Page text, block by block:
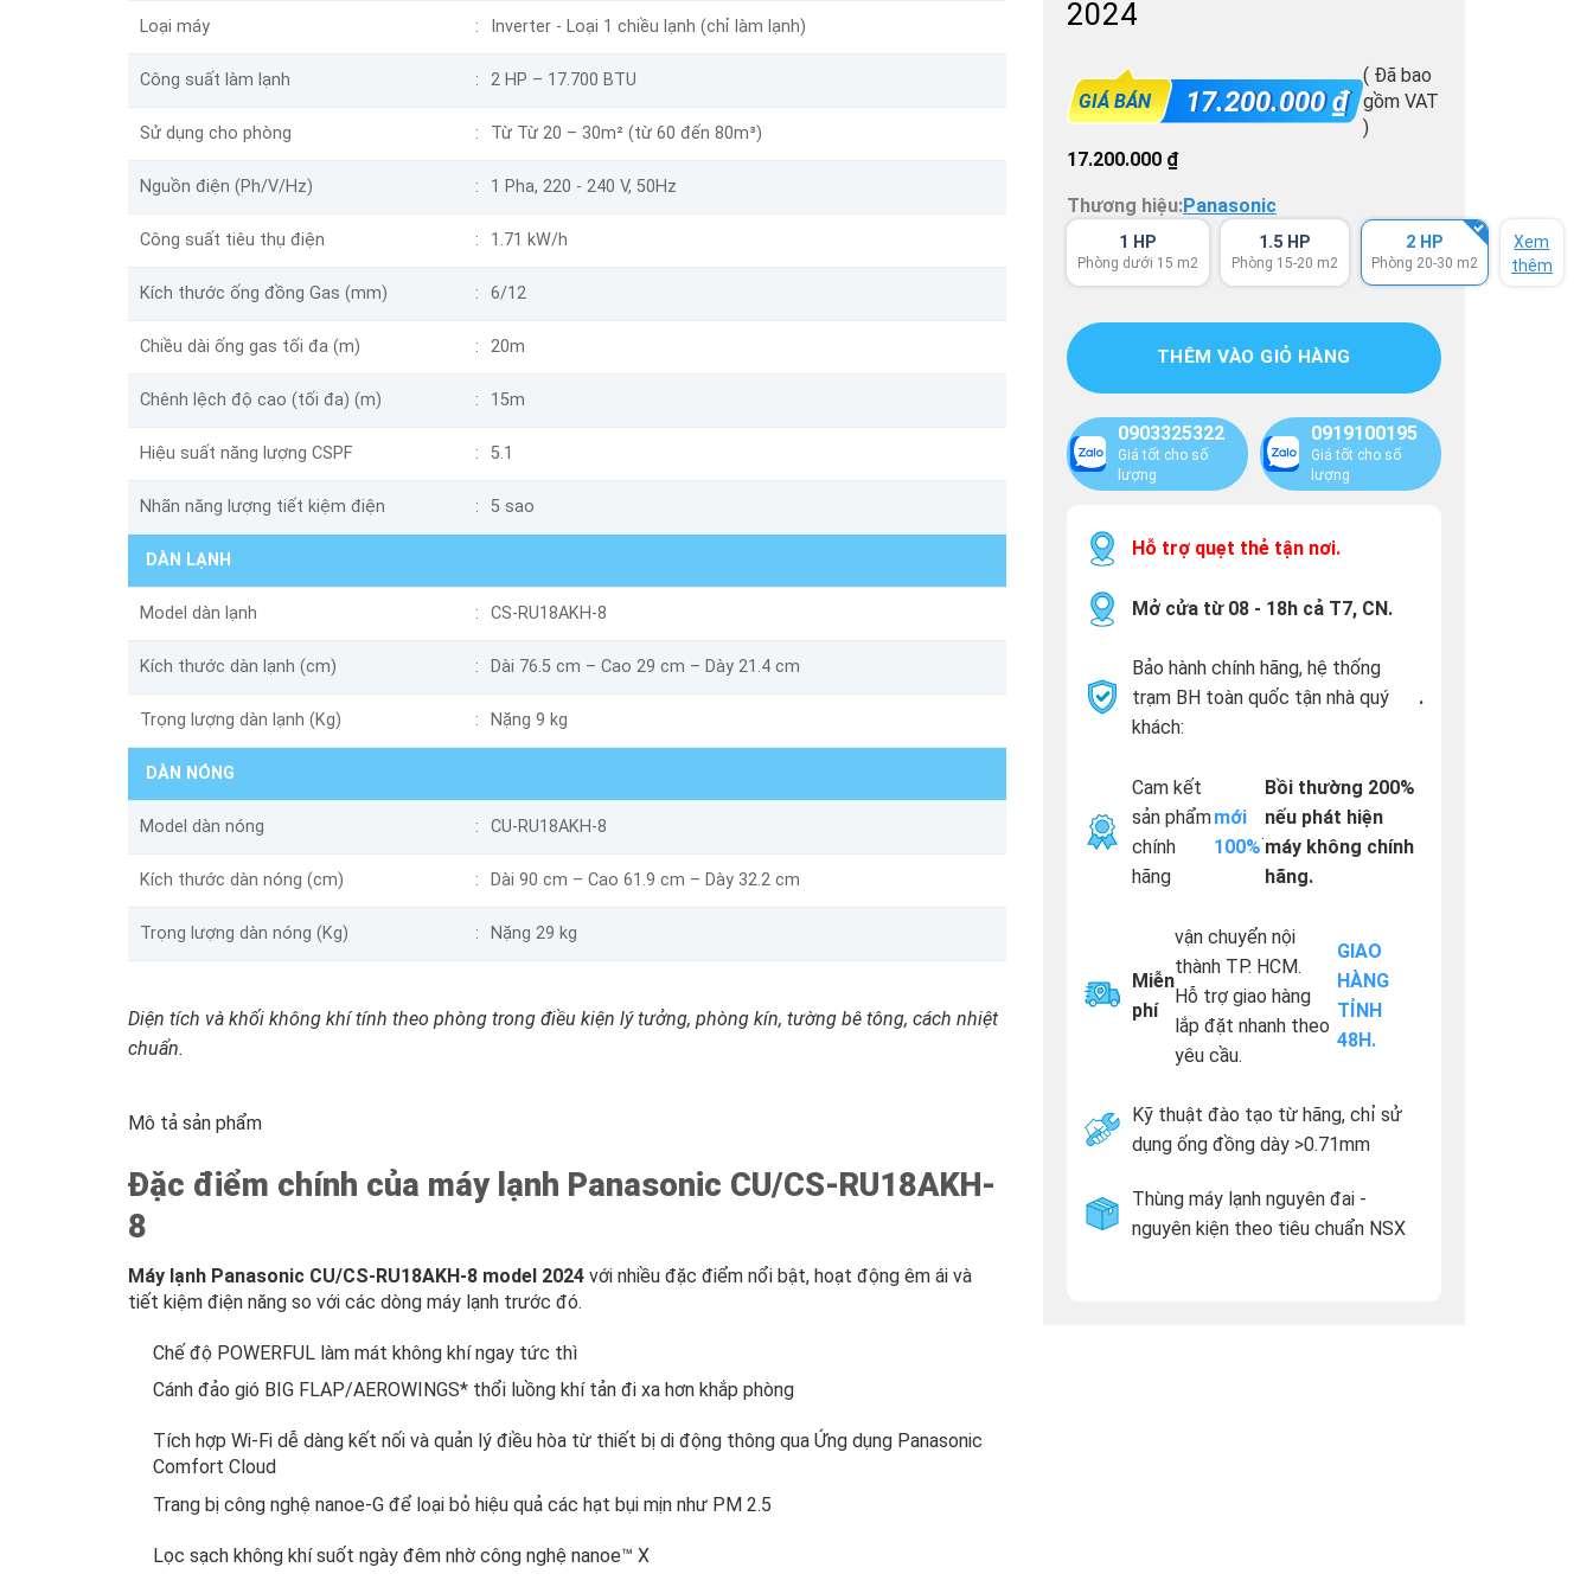
Loại máy Inverter - Loại 1 chiều lạnh (chỉ làm lạnh)
Công suất làm lạnh 2 HP – 17.700 BTU
Sử dụng cho phòng Từ Từ 20 – 30m² (từ 60 đến 80m³)
Nguồn điện (Ph/V/Hz) 1 Pha, 220 - 240 V, 50Hz
Công suất tiêu thụ điện 1.71 kW/h
Kích thước ống đồng Gas (mm) 6/12
Chiều dài ống gas tối đa (m) 20m
Chênh lệch độ cao (tối đa) (m) 15m
Hiệu suất năng lượng CSPF 5.1
Nhãn năng lượng tiết kiệm điện 5 sao
DÀN LẠNH
Model dàn lạnh CS-RU18AKH-8
Kích thước dàn lạnh (cm) Dài 76.5 cm – Cao 29 cm – Dày 21.4 cm
Trọng lượng dàn lạnh (Kg) Nặng 9 kg
DÀN NÓNG
Model dàn nóng CU-RU18AKH-8
Kích thước dàn nóng (cm) Dài 90 cm – Cao 61.9 cm – Dày 32.2 cm
Trọng lượng dàn nóng (Kg) Nặng 29 kg
Diện tích và khối không khí tính theo phòng trong điều kiện lý tưởng, phòng kín, tường bê tông, cách nhiệt
chuẩn.
Mô tả sản phẩm
Đặc điểm chính của máy lạnh Panasonic CU/CS-RU18AKH-
8
Máy lạnh Panasonic CU/CS-RU18AKH-8 model 2024 với nhiều đặc điểm nổi bật, hoạt động êm ái và
tiết kiệm điện năng so với các dòng máy lạnh trước đó.
Chế độ POWERFUL làm mát không khí ngay tức thì
Cánh đảo gió BIG FLAP/AEROWINGS* thổi luồng khí tản đi xa hơn khắp phòng
Tích hợp Wi-Fi dễ dàng kết nối và quản lý điều hòa từ thiết bị di động thông qua Ứng dụng Panasonic
Comfort Cloud
Trang bị công nghệ nanoe-G để loại bỏ hiệu quả các hạt bụi mịn như PM 2.5
Lọc sạch không khí suốt ngày đêm nhờ công nghệ nanoe™ X
2024
GIÁ BÁN 17.200.000₫
( Đã bao
gồm VAT
)
17.200.000 ₫
Thương hiệu:Panasonic
1 HP
Phòng dưới 15 m2
1.5 HP
Phòng 15-20 m2
2 HP
Phòng 20-30 m2
Xem
thêm
THÊM VÀO GIỎ HÀNG
0903325322
Giá tốt cho số
lượng
0919100195
Giá tốt cho số
lượng
Hỗ trợ quẹt thẻ tận nơi.
Mở cửa từ 08 - 18h cả T7, CN.
Bảo hành chính hãng, hệ thống
trạm BH toàn quốc tận nhà quý
khách:
.
Cam kết
sản phẩm
chính
hãng
mới
100%
.
Bồi thường 200%
nếu phát hiện
máy không chính
hãng.
Miễn
phí
vận chuyển nội
thành TP. HCM.
Hỗ trợ giao hàng
lắp đặt nhanh theo
yêu cầu.
GIAO
HÀNG
TỈNH
48H.
Kỹ thuật đào tạo từ hãng, chỉ sử
dụng ống đồng dày >0.71mm
Thùng máy lạnh nguyên đai -
nguyên kiện theo tiêu chuẩn NSX